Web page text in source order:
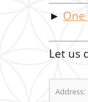
►
Let us
Address: